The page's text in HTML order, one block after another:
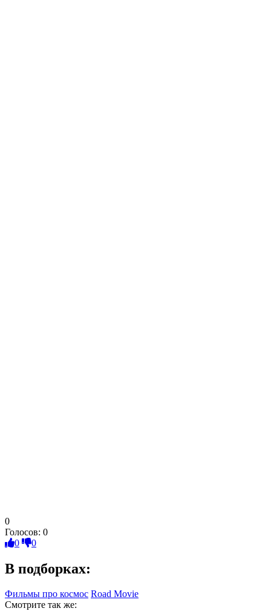
0
Голосов: 0
0
0
В подборках:
Фильмы про космос Road Movie
Смотрите так же: